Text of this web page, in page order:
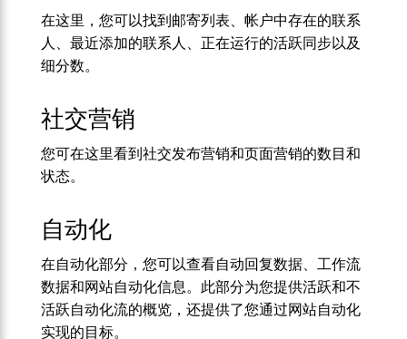
在这里，您可以找到邮寄列表、帐户中存在的联系
人、最近添加的联系人、正在运行的活跃同步以及
细分数。
社交营销
您可在这里看到社交发布营销和页面营销的数目和
状态。
自动化
在自动化部分，您可以查看自动回复数据、工作流
数据和网站自动化信息。此部分为您提供活跃和不
活跃自动化流的概览，还提供了您通过网站自动化
实现的目标。